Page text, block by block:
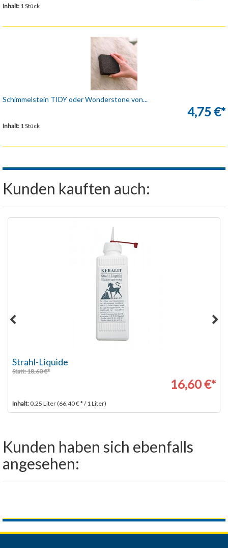
Inhalt: 1 Stück
Schimmelstein TIDY oder Wonderstone von...
4,75 €*
Inhalt: 1 Stück
Kunden kauften auch:
Strahl-Liquide
Statt: 18,60 €*
16,60 €*
Inhalt: 0.25 Liter (66,40 € * / 1 Liter)
Kunden haben sich ebenfalls
angesehen: